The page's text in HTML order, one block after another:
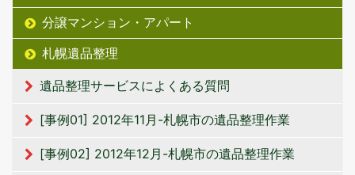
分譲マンション・アパート
札幌遺品整理
遺品整理サービスによくある質問
[事例01] 2012年11月-札幌市の遺品整理作業
[事例02] 2012年12月-札幌市の遺品整理作業